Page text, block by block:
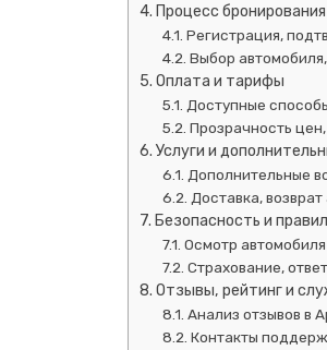
Процесс
Регистрация,
Выбор
Оплата и тарифы
Доступные
Прозрачность
Услуги и
Дополнительные
Доставка,
Безопасность и
Осмотр
Страхование,
Отзывы, рейтинг и
Анализ отзывов в
Контакты